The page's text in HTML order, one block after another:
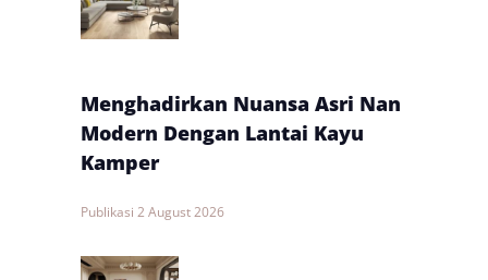
Menghadirkan Nuansa Asri Nan
Modern Dengan Lantai Kayu
Kamper
Publikasi 2 August 2026